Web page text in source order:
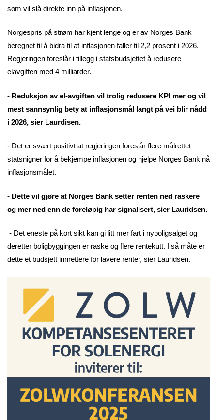
som vil slå direkte inn på inflasjonen.
Norgespris på strøm har kjent lenge og er av Norges Bank
beregnet til å bidra til at inflasjonen faller til 2,2 prosent i 2026.
Regjeringen foreslår i tillegg i statsbudsjettet å redusere
elavgiften med 4 milliarder.
- Reduksjon av el-avgiften vil trolig redusere KPI mer og vil
mest sannsynlig bety at inflasjonsmål langt på vei blir nådd
i 2026, sier Laurdisen.
- Det er svært positivt at regjeringen foreslår flere målrettet
statsnigner for å bekjempe inflasjonen og hjelpe Norges Bank nå
inflasjonsmålet.
- Dette vil gjøre at Norges Bank setter renten ned raskere
og mer ned enn de foreløpig har signalisert, sier Lauridsen.
- Det eneste på kort sikt kan gi litt mer fart i nyboligsalget og
deretter boligbyggingen er raske og flere rentekutt. I så måte er
dette et budsjett innrettere for lavere renter, sier Lauridsen.